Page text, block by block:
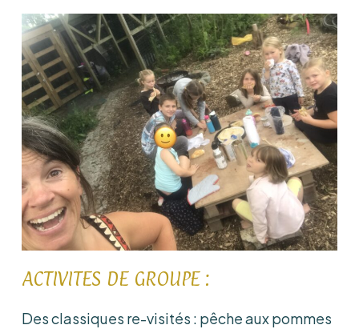
ACTIVITES DE GROUPE :
Des classiques re-visités : pêche aux pommes